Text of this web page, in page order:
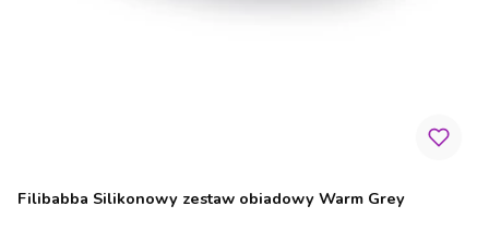
Filibabba Silikonowy zestaw obiadowy Warm Grey